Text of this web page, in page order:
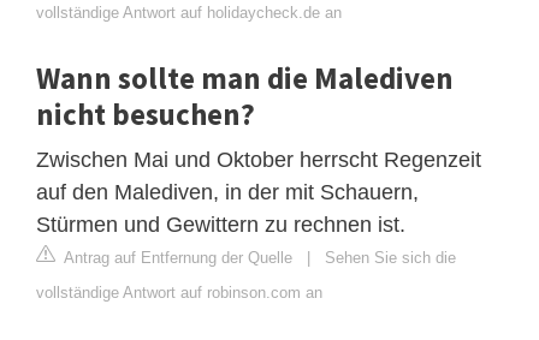
vollständige Antwort auf holidaycheck.de an
Wann sollte man die Malediven
nicht besuchen?
Zwischen Mai und Oktober herrscht Regenzeit
auf den Malediven, in der mit Schauern,
Stürmen und Gewittern zu rechnen ist.
Antrag auf Entfernung der Quelle | Sehen Sie sich die
vollständige Antwort auf robinson.com an